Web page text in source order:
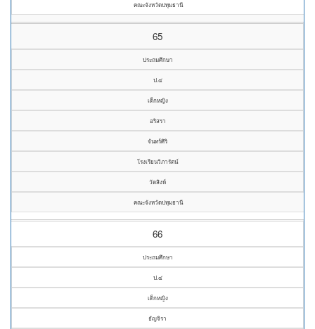
คณะจังหวัดปทุมธานี
65
ประถมศึกษา
ป.๔
เด็กหญิง
อริสรา
จันทร์ศิริ
โรงเรียนวิภารัตน์
วัดสิงห์
คณะจังหวัดปทุมธานี
66
ประถมศึกษา
ป.๔
เด็กหญิง
ธัญจิรา